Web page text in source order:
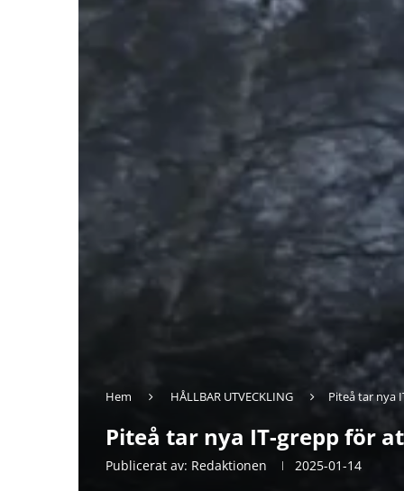
Hem HÅLLBAR UTVECKLING Piteå tar nya
Piteå tar nya IT-grepp för
Publicerat av: Redaktionen 2025-01-14